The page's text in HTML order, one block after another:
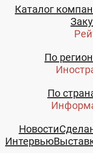
Каталог
По
По
Новости
Интервью